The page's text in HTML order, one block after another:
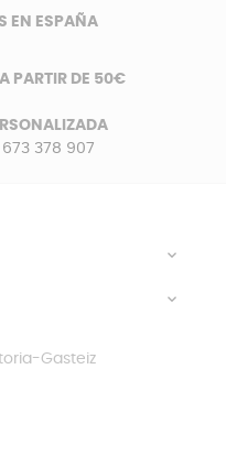
EN ESPAÑA
PARTIR DE 50€
673 378 907


Gasteiz